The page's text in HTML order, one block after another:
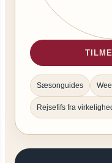
Sæsonguides
Rejsefifs fra